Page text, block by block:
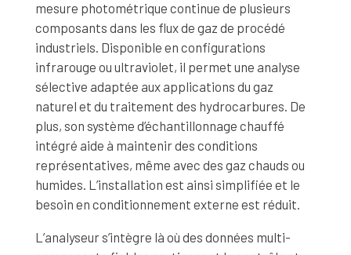
mesure photométrique continue de plusieurs
composants dans les flux de gaz de procédé
industriels. Disponible en configurations
infrarouge ou ultraviolet, il permet une analyse
sélective adaptée aux applications du gaz
naturel et du traitement des hydrocarbures. De
plus, son système d’échantillonnage chauffé
intégré aide à maintenir des conditions
représentatives, même avec des gaz chauds ou
humides. L’installation est ainsi simplifiée et le
besoin en conditionnement externe est réduit.
L’analyseur s’intègre là où des données multi-